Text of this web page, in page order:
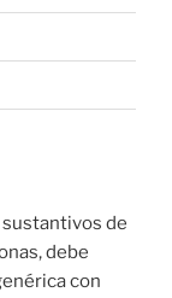
sustantivos de
debe
con